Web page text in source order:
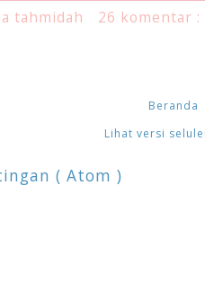
tahmidah
26 komentar :
Beranda
Lihat versi
( Atom )